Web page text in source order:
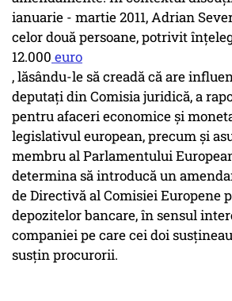
ianuarie - martie 2011, Adrian
celor două persoane, potrivit
12.000 euro
, lăsându-le să creadă că are
deputaţi din Comisia juridică, a
pentru afaceri economice şi
legislativul european, precum şi
membru al Parlamentului
determina să introducă un
de Directivă al Comisiei Europene
depozitelor bancare, în sensul
companiei pe care cei doi
susţin procurorii.